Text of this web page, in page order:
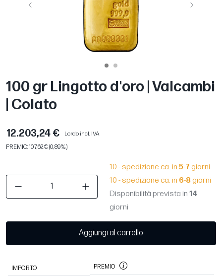
Precedente Avanti
100 gr Lingotto d'oro | Valcambi
| Colato
12.203,24 €
Lordo incl. IVA
PREMIO: 107,62 € (0,89%)
10 - spedizione ca. in5-7 giorni
10 - spedizione ca. in 6-8giorni
Disponibilità prevista in14
giorni
Aggiungi al carrello
IMPORTO PREMIO